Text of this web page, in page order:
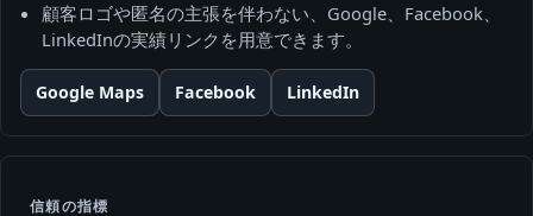
顧客ロゴや匿名の主張を伴わない、Google、Facebook、
LinkedInの実績リンクを用意できます。
Google Maps Facebook LinkedIn
信頼の指標